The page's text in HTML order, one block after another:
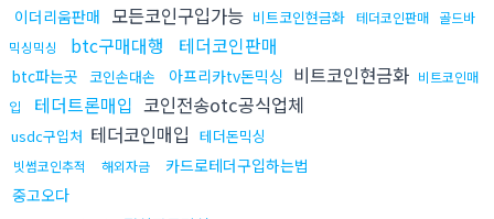
이더리움판매 모든코인구입가능 비트코인현금화 테더코인판매 골드바
믹싱믹싱
btc구매대행 테더코인판매
btc파는곳 코인손대손 아프리카tv돈믹싱 비트코인현금화 비트코인매
입
테더트론매입 코인전송otc공식업체
usdc구입처 테더코인매입 테더돈믹싱
빗썸코인추적 해외자금
카드로테더구입하는법
중고오다